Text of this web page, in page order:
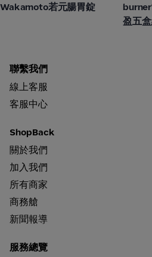
Wakamoto若元腸胃錠
盈五
聯繫我們
線上客服
客服中心
ShopBack
關於我們
加入我們
所有商家
商務艙
新聞報導
服務總覽